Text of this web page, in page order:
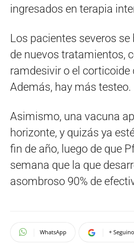
ingresados en terapia
Los pacientes severos
de nuevos tratamientos,
ramdesivir o el corticoide
Además, hay más testeo.
Asimismo, una vacuna
horizonte, y quizás ya
fin de año, luego de que
semana que la que
asombroso 90% de
WhatsApp +